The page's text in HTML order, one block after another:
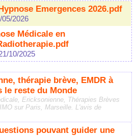
Emergences 2026.pdf
05/2026
Médicale en
10/2025
thérapie brève, EMDR à
le reste du Monde
Ericksonienne, Thérapies Brèves
sur Paris, Marseille. L'avis de
pouvant guider une